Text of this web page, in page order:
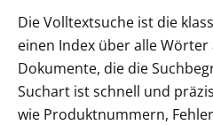
Die Volltextsuche ist die
einen Index über alle
Dokumente, die die
Suchart ist schnell und
wie Produktnummern,